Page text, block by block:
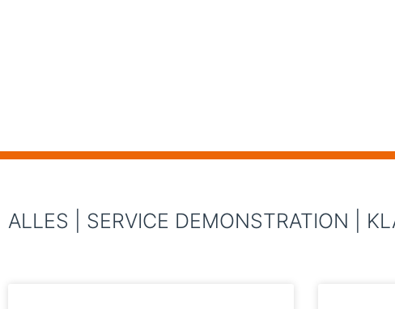
ALLES | SERVICE DEMONSTRATION |